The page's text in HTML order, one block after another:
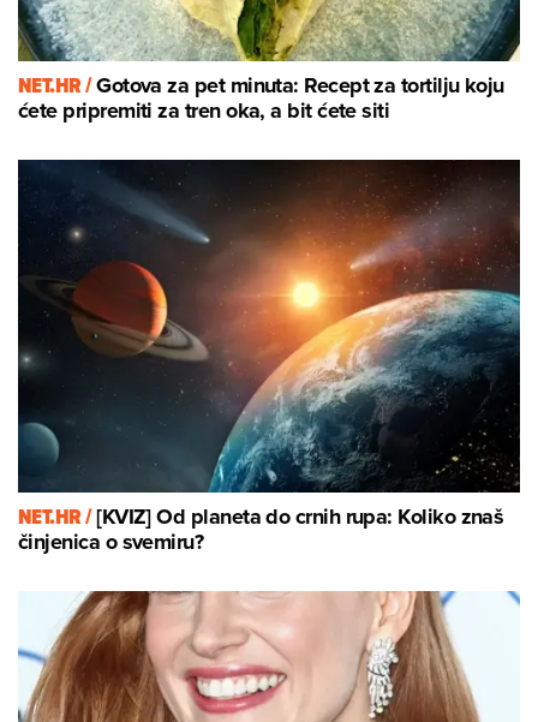
NET.HR /Gotova za pet minuta: Recept za tortilju koju
ćete pripremiti za tren oka, a bit ćete siti
NET.HR /[KVIZ] Od planeta do crnih rupa: Koliko znaš
činjenica o svemiru?